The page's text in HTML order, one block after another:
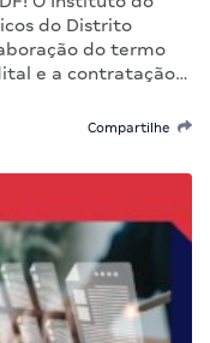
do Distrito
do termo
e a contratação…
Compartilhe